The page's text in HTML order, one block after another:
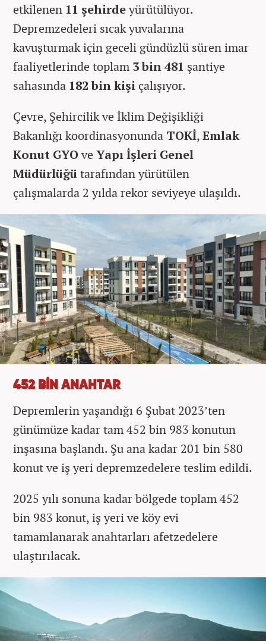
etkilenen 11 şehirdeyürütülüyor.
Depremzedeleri sıcak yuvalarına
kavuşturmak için geceli gündüzlü süren imar
faaliyetlerinde toplam 3 bin 481 şantiye
sahasında 182 bin kişiçalışıyor.
Çevre, Şehircilik ve İklim Değişikliği
Bakanlığı koordinasyonunda TOKİ,Emlak
Konut GYOve Yapı İşleri Genel
Müdürlüğütarafından yürütülen
çalışmalarda 2 yılda rekor seviyeye ulaşıldı.
452 BİN ANAHTAR
Depremlerin yaşandığı 6 Şubat 2023’ten
günümüze kadar tam 452 bin 983 konutun
inşasına başlandı. Şu ana kadar 201 bin 580
konut ve iş yeri depremzedelere teslim edildi.
2025 yılı sonuna kadar bölgede toplam 452
bin 983 konut, iş yeri ve köy evi
tamamlanarak anahtarları afetzedelere
ulaştırılacak.